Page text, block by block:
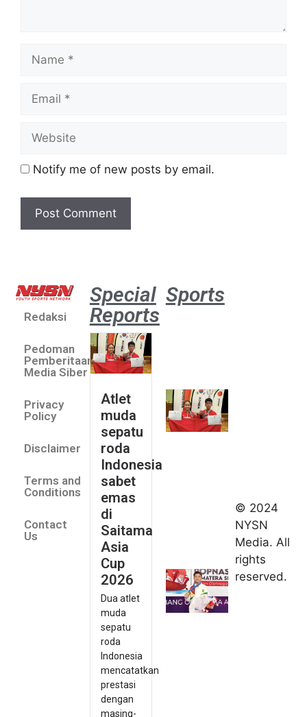
Notify me of new posts by email.
Redaksi
Pedoman
Pemberitaan
Media Siber
Privacy
Policy
Disclaimer
Terms and
Conditions
Contact
Us
Special
Reports
Atlet
muda
sepatu
roda
Indonesia
sabet
emas
di
Saitama
Asia
Cup
2026
Dua atlet
muda
sepatu
roda
Indonesia
mencatatkan
prestasi
dengan
masing-
Sports
2026
Indonesia
kirim tiga
lifter
muda ke
© 2024
NYSN
Media. All
rights
reserved.